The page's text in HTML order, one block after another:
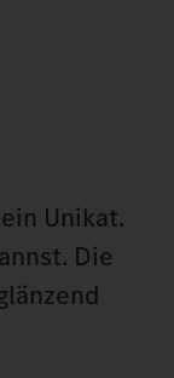
Unikat.
Die